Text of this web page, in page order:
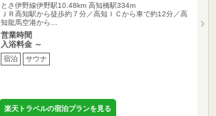
とさ伊野線伊野駅10.48km 高知橋駅334m
ＪＲ高知駅から徒歩約７分／高知ＩＣから車で約12分／高
知龍馬空港から…
営業時間
入浴料金 ～
宿泊 サウナ
楽天トラベルの宿泊プランを見る